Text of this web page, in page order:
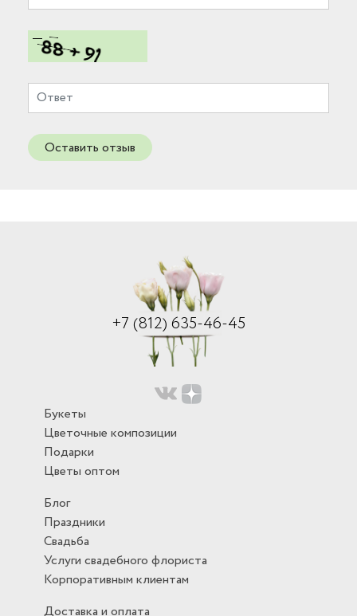
Оставить отзыв
+7 (812) 635-46-45
Букеты
Цветочные композиции
Подарки
Цветы оптом
Блог
Праздники
Свадьба
Услуги свадебного флориста
Корпоративным клиентам
Доставка и оплата